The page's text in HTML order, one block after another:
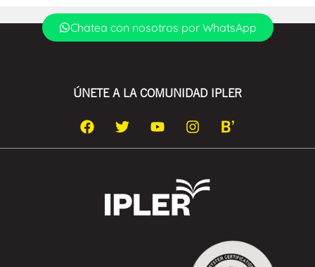
Chatea con nosotros por WhatsApp
ÚNETE A LA COMUNIDAD IPLER